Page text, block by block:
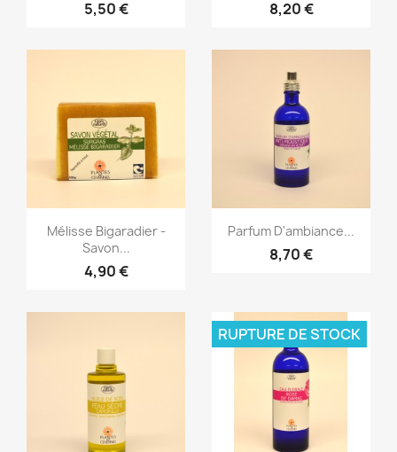
5,50 € 8,20 €
Aperçu rapide
Mélisse Bigaradier -
Savon...
4,90 €
Aperçu rapide
Parfum D'ambiance...
8,70 €
RUPTURE DE STOCK